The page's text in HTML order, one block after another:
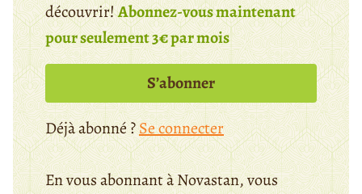
découvrir!Abonnez-vous maintenant
pour seulement 3€ par mois
S’abonner
Déjà abonné ?Se connecter
En vous abonnant à Novastan, vous